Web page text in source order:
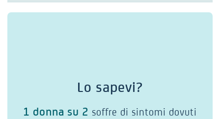
Lo sapevi?
1 donna su 2 soffre di sintomi dovuti